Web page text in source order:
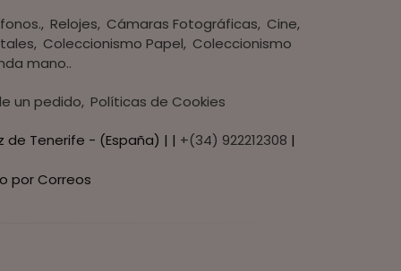
Relojes Cámaras Fotográficas Cine
Coleccionismo Papel Coleccionismo
mano..
un pedido Políticas de Cookies
de Tenerife - (España) | | +(34) 922212308 |
por Correos